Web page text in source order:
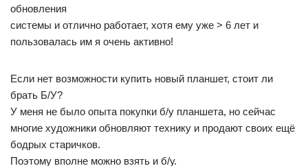
обновления
системы и отлично работает, хотя ему уже > 6 лет и
пользовалась им я очень активно!
Если нет возможности купить новый планшет, стоит ли
брать Б/У?
У меня не было опыта покупки б/у планшета, но сейчас
многие художники обновляют технику и продают своих ещё
бодрых старичков.
Поэтому вполне можно взять и б/у.